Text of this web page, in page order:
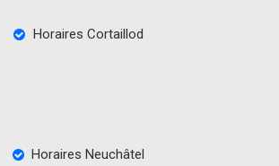
Horaires Cortaillod
Horaires Neuchâtel